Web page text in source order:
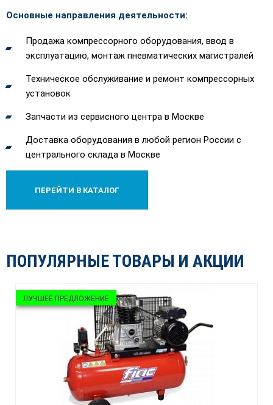
Основные направления деятельности:
Продажа компрессорного оборудования, ввод в
эксплуатацию, монтаж пневматических магистралей
Техническое обслуживание и ремонт компрессорных
установок
Запчасти из сервисного центра в Москве
Доставка оборудования в любой регион России с
центрального склада в Москве
ПЕРЕЙТИ В КАТАЛОГ
ПОПУЛЯРНЫЕ ТОВАРЫ И АКЦИИ
ЛУЧШЕЕ ПРЕДЛОЖЕНИЕ